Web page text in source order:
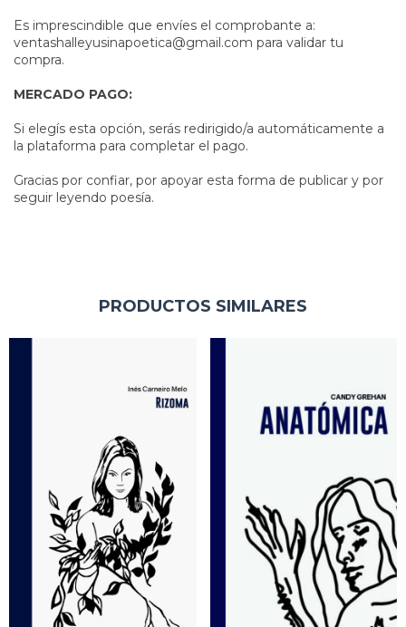
Es imprescindible que envíes el comprobante a:
ventashalleyusinapoetica@gmail.com para validar tu
compra.
MERCADO PAGO:
Si elegís esta opción, serás redirigido/a automáticamente a
la plataforma para completar el pago.
Gracias por confiar, por apoyar esta forma de publicar y por
seguir leyendo poesía.
PRODUCTOS SIMILARES